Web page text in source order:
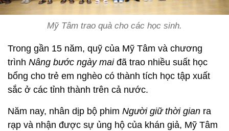
Mỹ Tâm trao quà cho các học sinh.
Trong gần 15 năm, quỹ của Mỹ Tâm và chương
trình Nâng bước ngày maiđã trao nhiều suất học
bổng cho trẻ em nghèo có thành tích học tập xuất
sắc ở các tỉnh thành trên cả nước.
Năm nay, nhân dịp bộ phim Người giữ thời gian ra
rạp và nhận được sự ủng hộ của khán giả, Mỹ Tâm